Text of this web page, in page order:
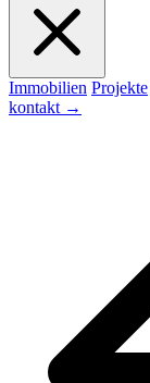
Immobilien Projekte
kontakt →